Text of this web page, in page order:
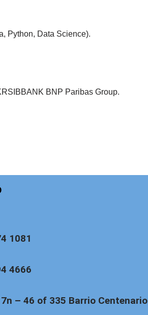
Python, Data Science).
BNP Paribas Group.
1081
4666
– 46 of 335 Barrio Centenario